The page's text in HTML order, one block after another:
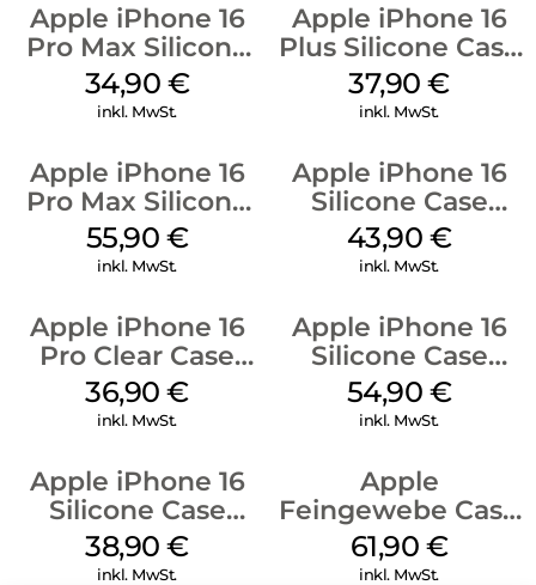
Apple iPhone 16
Pro Max Silicone
Case MagSafe
Denim
34,90 €
inkl. MwSt.
Apple iPhone 16
Plus Silicone Case
MagSafe Lake
Green
37,90€
inkl. MwSt.
Apple iPhone 16
Pro Max Silicone
Case MagSafe
Stone Gray
55,90 €
inkl. MwSt.
Apple iPhone 16
Silicone Case
MagSafe Plum
43,90 €
inkl. MwSt.
Apple iPhone 16
Pro Clear Case
MagSafe
Transparent
36,90€
inkl. MwSt.
Apple iPhone 16
Silicone Case
MagSafe Lake
Green
54,90 €
inkl. MwSt.
Apple iPhone 16
Silicone Case
MagSafe
Ultramarine
38,90€
inkl. MwSt.
Apple
Feingewebe Case
iPhone 15 Pro
MagSafe Schwarz
61,90 €
inkl. MwSt.